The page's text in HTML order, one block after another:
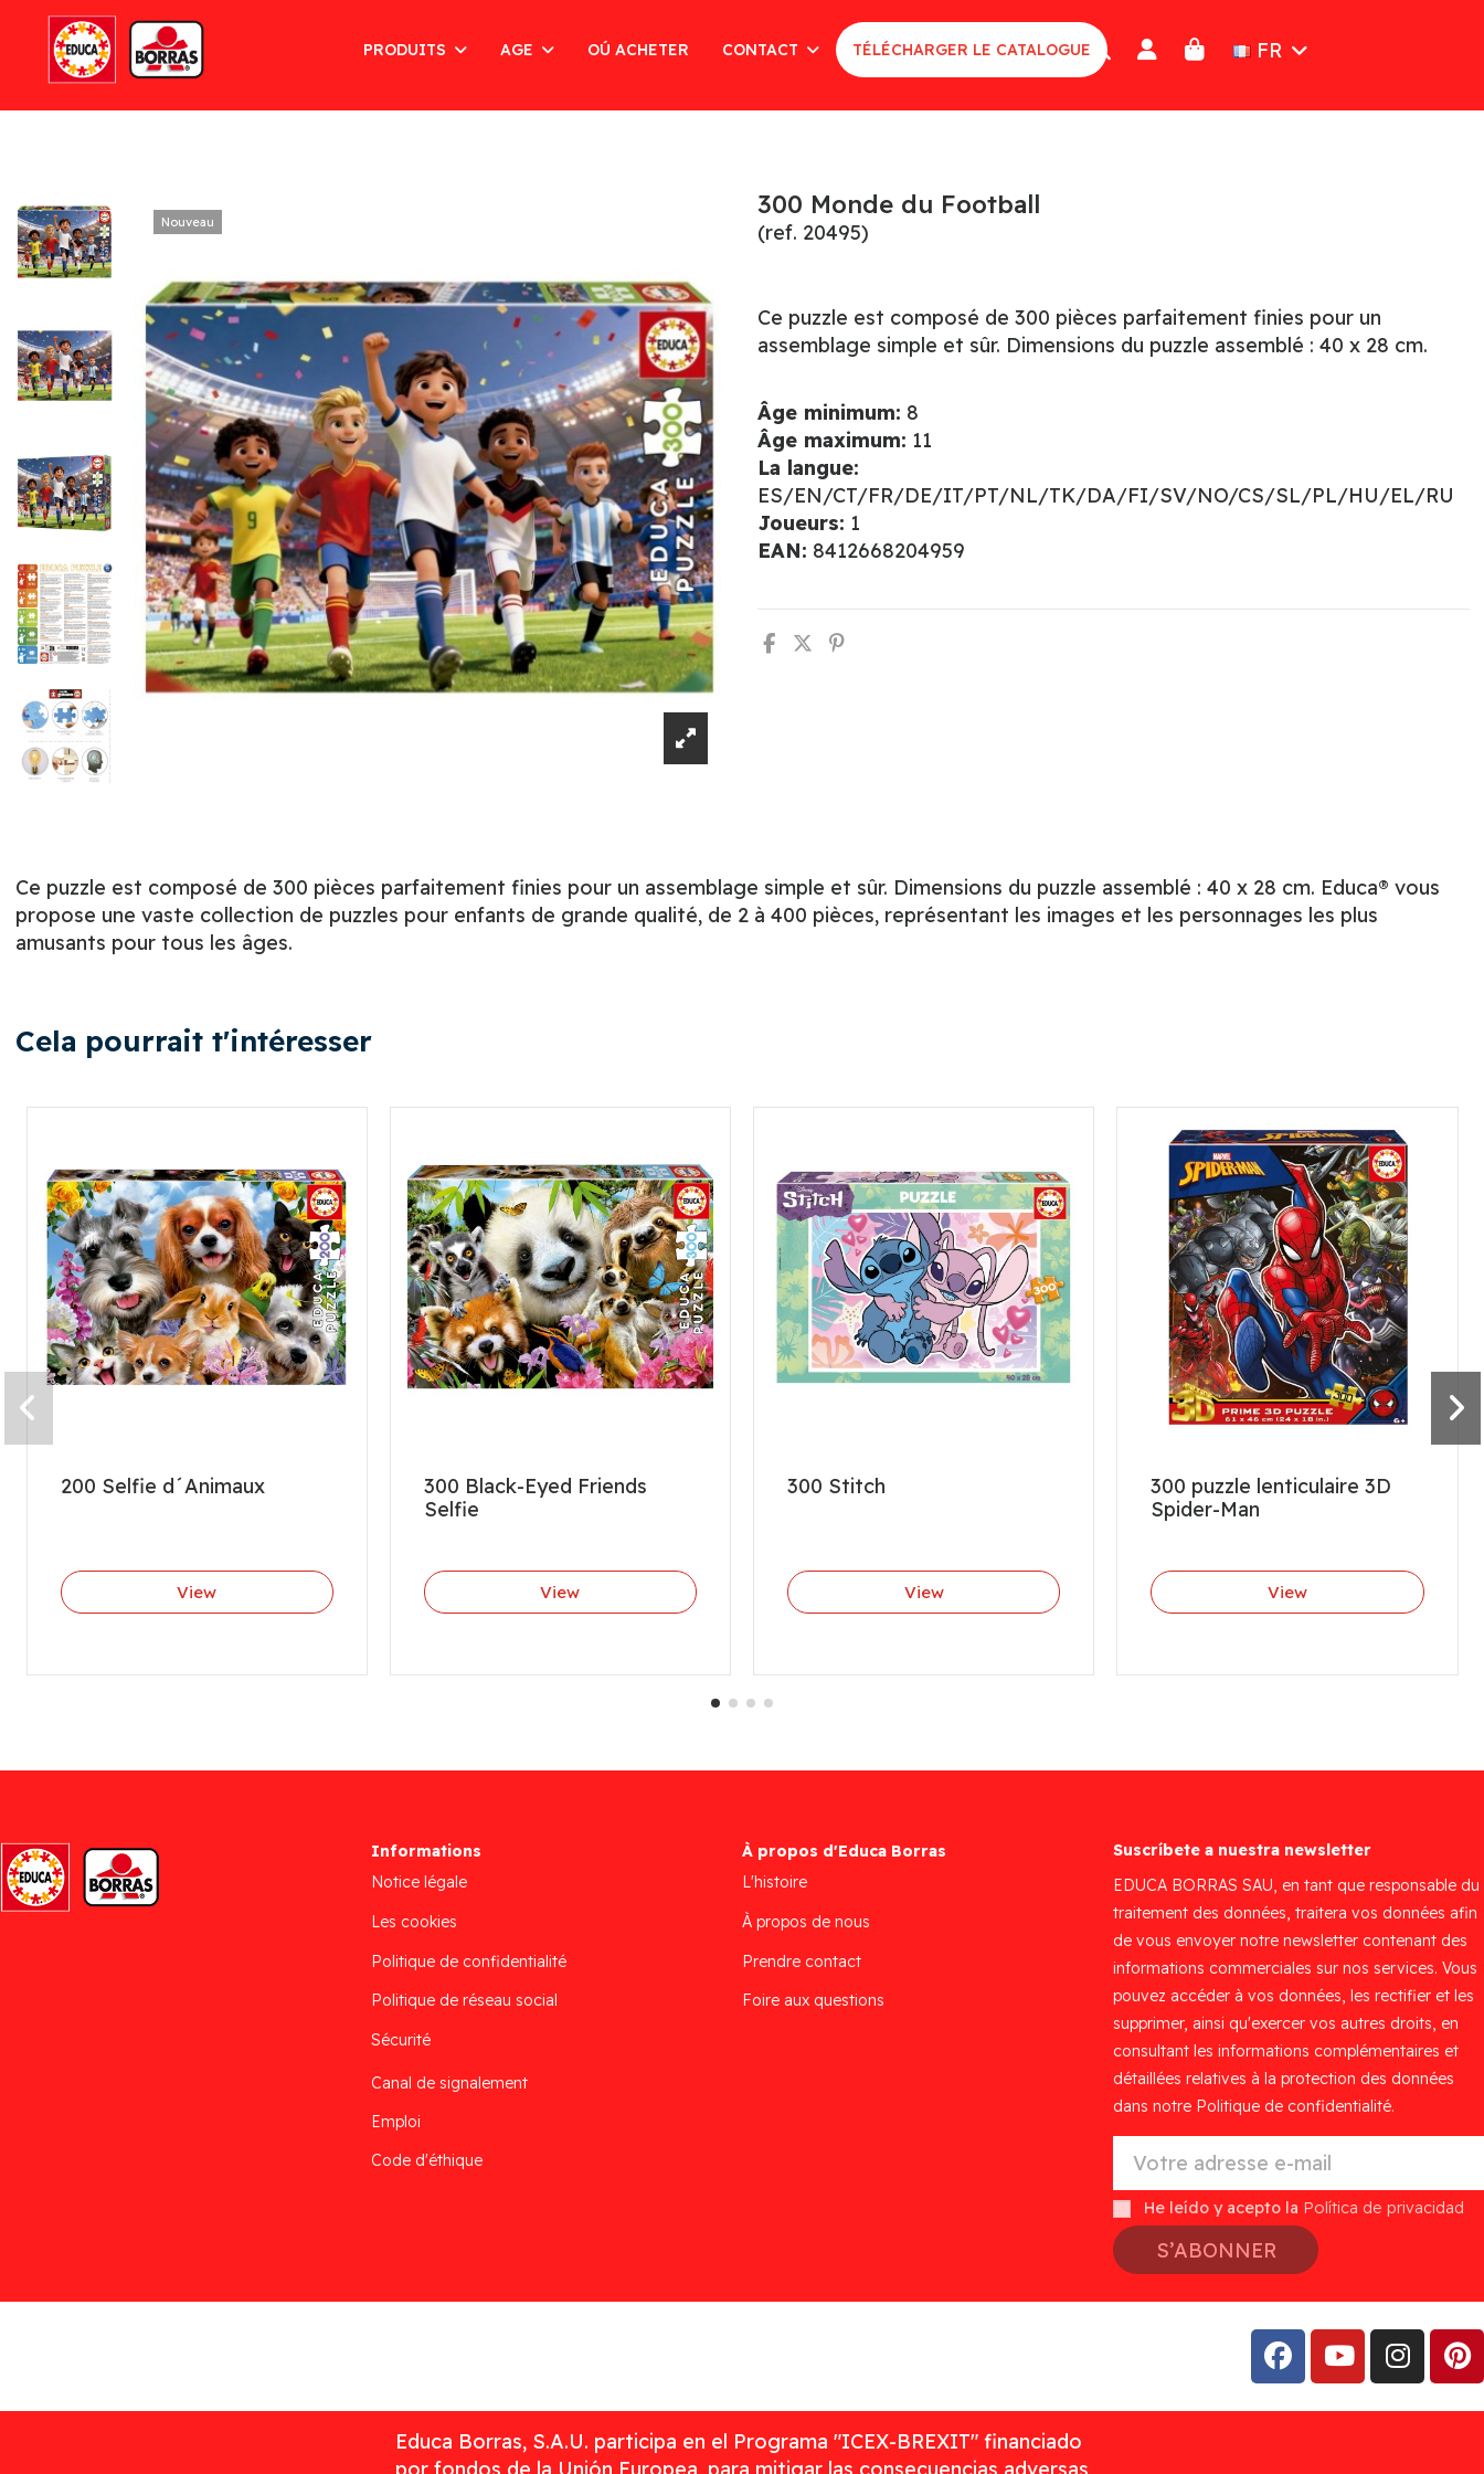
PRODUITS AGE OÚ ACHETER CONTACT TÉLÉCHARGER LE CATALOGUE FR
Nouveau
300 Monde du Football
(ref. 20495)
Ce puzzle est composé de 300 pièces parfaitement finies pour un
assemblage simple et sûr. Dimensions du puzzle assemblé : 40 x 28 cm.
Âge minimum: 8
Âge maximum: 11
La langue:
ES/EN/CT/FR/DE/IT/PT/NL/TK/DA/FI/SV/NO/CS/SL/PL/HU/EL/RU
Joueurs: 1
EAN: 8412668204959
Ce puzzle est composé de 300 pièces parfaitement finies pour un assemblage simple et sûr. Dimensions du puzzle assemblé : 40 x 28 cm. Educa® vous
propose une vaste collection de puzzles pour enfants de grande qualité, de 2 à 400 pièces, représentant les images et les personnages les plus
amusants pour tous les âges.
Cela pourrait t'intéresser
200 Selfie d´Animaux
View
300 Black-Eyed Friends
Selfie
View
300 Stitch
View
300 puzzle lenticulaire 3D
Spider-Man
View
Informations
Notice légale
Les cookies
Politique de confidentialité
Politique de réseau social
Sécurité
Canal de signalement
Emploi
Code d'éthique
À propos d'Educa Borras
L'histoire
À propos de nous
Prendre contact
Foire aux questions
Suscríbete a nuestra newsletter
EDUCA BORRAS SAU, en tant que responsable du
traitement des données, traitera vos données afin
de vous envoyer notre newsletter contenant des
informations commerciales sur nos services. Vous
pouvez accéder à vos données, les rectifier et les
supprimer, ainsi qu'exercer vos autres droits, en
consultant les informations complémentaires et
détaillées relatives à la protection des données
dans notre Politique de confidentialité.
He leído y acepto la Política de privacidad
S’ABONNER
Educa Borras, S.A.U. participa en el Programa "ICEX-BREXIT" financiado